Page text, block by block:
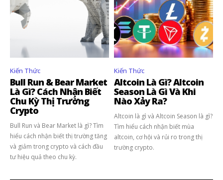
Theo dõi CIG News
Chúng tôi mang lại trải nghiệm thú vị với tin tức nhanh chóng, góc
nhìn thị trường trực quan và mang lại lượng kiến thức cần thiết trong
thị trường tài chính.
Kiến Thức
Bull Run & Bear Market
Là Gì? Cách Nhận Biết
Chu Kỳ Thị Trường
Crypto
Bull Run và Bear Market là gì? Tìm
hiểu cách nhận biết thị trường tăng
và giảm trong crypto và cách đầu
tư hiệu quả theo chu kỳ.
Kiến Thức
Altcoin Là Gì? Altcoin
Season Là Gì Và Khi
Nào Xảy Ra?
Altcoin là gì và Altcoin Season là gì?
Tìm hiểu cách nhận biết mùa
altcoin, cơ hội và rủi ro trong thị
trường crypto.